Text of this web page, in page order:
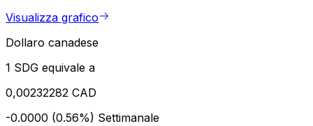
Visualizza grafico
Dollaro canadese
1 SDG equivale a
0,00232282 CAD
-0.0000 (0.56%) Settimanale